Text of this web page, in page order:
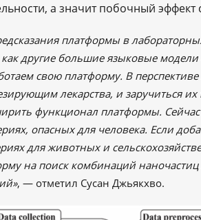
а значит побочный эффект
платформы в
другие большие языковые модели
свою платформу. В
лекарства, и заручиться
функционал платформы.
опасных для человека. Если
для животных и
на поиск комбинаций
, — отметил Сусан Джьякхво.